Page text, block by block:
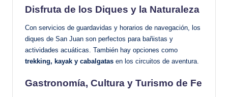
Disfruta de los Diques y la Naturaleza
Con servicios de guardavidas y horarios de navegación, los
diques de San Juan son perfectos para bañistas y
actividades acuáticas. También hay opciones como
trekking, kayak y cabalgatas en los circuitos de aventura.
Gastronomía, Cultura y Turismo de Fe